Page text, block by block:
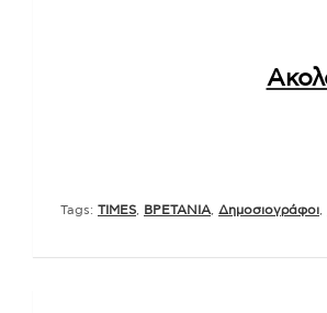
Tags: TIMES ΒΡΕΤΑΝΙΑ Δημοσιογράφοι